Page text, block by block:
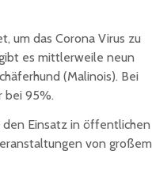
um das Corona Virus zu
es mittlerweile neun
(Malinois). Bei
bei 95%.
Einsatz in öffentlichen
von großem